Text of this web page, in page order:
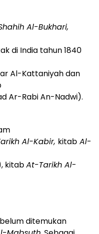
Al-Bukhari,
di India tahun 1840
Al-Kattaniyah dan
Ar-Rabi An-Nadwi).
Al-Kabir, kitab Al-
kitabAt-Tarikh Al-
ditemukan